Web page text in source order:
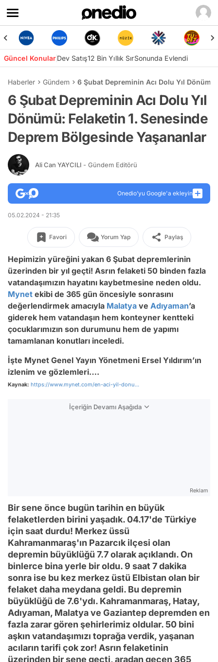
Güncel KonularDev Satış12 Bin Yıllık SırSonunda Evlendi
Haberler Gündem 6 Şubat Depreminin Acı Dolu Yıl
6 Şubat Depreminin Acı Dolu Yıl
Dönümü: Felaketin 1. Senesinde
Deprem Bölgesinde Yaşananlar
Ali Can YAYCILI - Gündem Editörü
Onedio’yu Google'a ekleyin
05.02.2024 - 21:35
Favori Yorum Yap Paylaş
Hepimizin yüreğini yakan 6 Şubat depremlerinin
üzerinden bir yıl geçti! Asrın felaketi 50 binden fazla
vatandaşımızın hayatını kaybetmesine neden oldu.
Mynet ekibi de 365 gün öncesiyle sonrasını
değerlendirmek amacıyla Malatya ve Adıyaman’a
giderek hem vatandaşın hem konteyner kentteki
çocuklarımızın son durumunu hem de yapımı
tamamlanan konutları inceledi.
İşte Mynet Genel Yayın Yönetmeni Ersel Yıldırım’ın
izlenim ve gözlemleri….
Kaynak: https://www.mynet.com/en-aci-yil-donu...
İçeriğin Devamı Aşağıda
Reklam
Bir sene önce bugün tarihin en büyük
felaketlerden birini yaşadık. 04.17'de Türkiye
için saat durdu! Merkez üssü
Kahramanmaraş'ın Pazarcık ilçesi olan
depremin büyüklüğü 7.7 olarak açıklandı. On
binlerce bina yerle bir oldu. 9 saat 7 dakika
sonra ise bu kez merkez üstü Elbistan olan bir
felaket daha meydana geldi. Bu depremin
büyüklüğü de 7.6'ydı. Kahramanmaraş, Hatay,
Adıyaman, Malatya ve Gaziantep depremden en
fazla zarar gören şehirlerimiz oldular. 50 bini
aşkın vatandaşımızı toprağa verdik, yaşanan
acıların tarifi çok zor! Asrın felaketinin
üzerinden bir sene geçti, aradan geçen 365